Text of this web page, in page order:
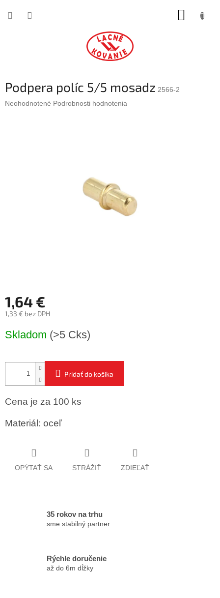
Podpera políc 5/5 mosadz 2566-2
Priemerné
Neohodnotené Podrobnosti hodnotenia
1,64 €
1,33 € bez DPH
cena:
Skladom (>5 Cks)
Pridať do košíka
Cena je za 100 ks
Materiál: oceľ
OPÝTAŤ SA STRÁŽIŤ ZDIEĽAŤ
35 rokov na trhu
sme stabilný partner
Rýchle doručenie
až do 6m dĺžky